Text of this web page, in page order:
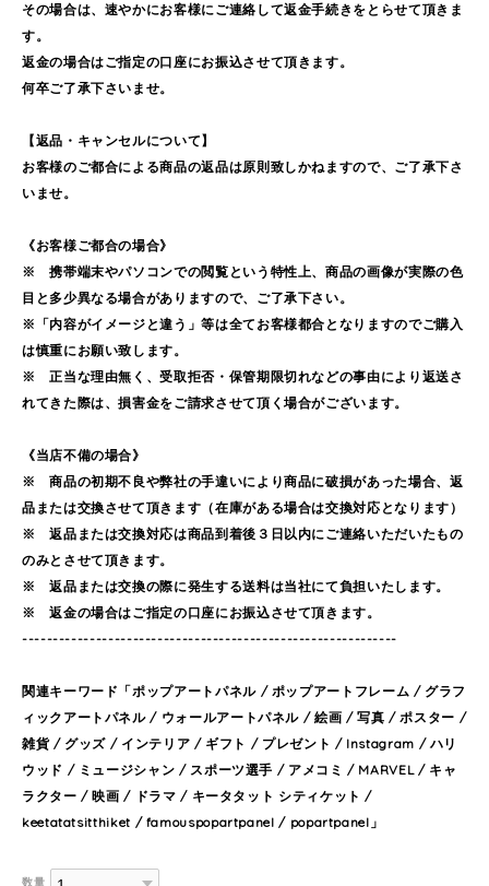
その場合は、速やかにお客様にご連絡して返金手続きをとらせて頂きま
す。
返金の場合はご指定の口座にお振込させて頂きます。
何卒ご了承下さいませ。
【返品・キャンセルについて】
お客様のご都合による商品の返品は原則致しかねますので、ご了承下さ
いませ。
《お客様ご都合の場合》
※ 携帯端末やパソコンでの閲覧という特性上、商品の画像が実際の色
目と多少異なる場合がありますので、ご了承下さい。
※「内容がイメージと違う」等は全てお客様都合となりますのでご購入
は慎重にお願い致します。
※ 正当な理由無く、受取拒否・保管期限切れなどの事由により返送さ
れてきた際は、損害金をご請求させて頂く場合がございます。
《当店不備の場合》
※ 商品の初期不良や弊社の手違いにより商品に破損があった場合、返
品または交換させて頂きます（在庫がある場合は交換対応となります）
※ 返品または交換対応は商品到着後３日以内にご連絡いただいたもの
のみとさせて頂きます。
※ 返品または交換の際に発生する送料は当社にて負担いたします。
※ 返金の場合はご指定の口座にお振込させて頂きます。
-------------------------------------------------------------
関連キーワード「ポップアートパネル / ポップアートフレーム / グラフ
ィックアートパネル / ウォールアートパネル / 絵画 / 写真 / ポスター /
雑貨 / グッズ / インテリア / ギフト / プレゼント / Instagram / ハリ
ウッド / ミュージシャン / スポーツ選手 / アメコミ / MARVEL / キャ
ラクター / 映画 / ドラマ / キータタット シティケット /
keetatatsitthiket / famouspopartpanel / popartpanel」
数量